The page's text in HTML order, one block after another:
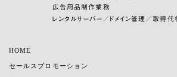
広告用品制作業務
レンタルサーバー／ドメイン管理／取得
HOME
セールスプロモーション